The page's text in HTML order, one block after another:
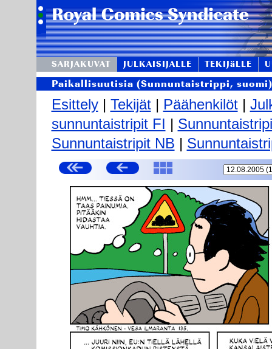
SARJAKUVAT JULKAISIJALLE TEKIJäLLE
Paikallisuutisia (Sunnuntaistrippi, suomi)
Esittely| Tekijät| Päähenkilöt|
sunnuntaistripit FI |
Sunnuntaistripit NB |